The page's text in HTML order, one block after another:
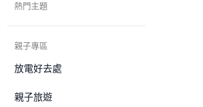
熱門主題
親子專區
放電好去處
親子旅遊